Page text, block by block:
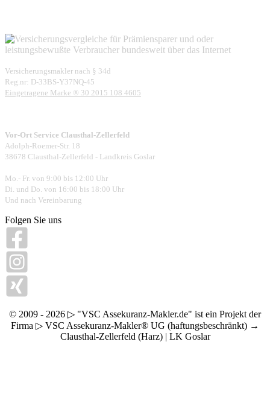
Versicherungsmakler nach § 34d
Reg.nr: D-33BS-Y37NQ-45
Eingetragene Marke ® 30 2015 108 4605
Vor-Ort Service Clausthal-Zellerfeld
Adolph-Roemer-Str. 18
38678 Clausthal-Zellerfeld - Landkreis Goslar
Mo.- Fr. von 9:00 bis 12:00 Uhr
Di. und Do. von 16:00 bis 18:00 Uhr
Und nach Vereinbarung
Folgen Sie uns
© 2009 - 2026 ▷ "VSC Assekuranz-Makler.de" ist ein Projekt der
Firma ▷ VSC Assekuranz-Makler® UG (haftungsbeschränkt) →
Clausthal-Zellerfeld (Harz) | LK Goslar